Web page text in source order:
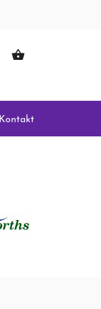
Kontakt